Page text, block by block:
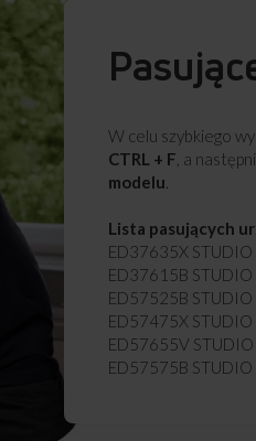
W celu szybkiego
CTRL + F , a
modelu
Lista pasujących
ED37635X
ED37615B
ED57525B
ED57475X
ED57655V
ED57575B